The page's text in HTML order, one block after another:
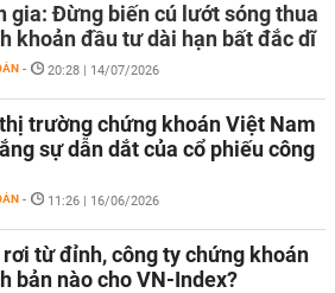
gia: Đừng biến cú lướt sóng thua
khoản đầu tư dài hạn bất đắc dĩ
- 20:28 | 14/07/2026
trường chứng khoán Việt Nam
sự dẫn dắt của cổ phiếu công
- 11:26 | 16/06/2026
rơi từ đỉnh, công ty chứng khoán
bản nào cho VN-Index?